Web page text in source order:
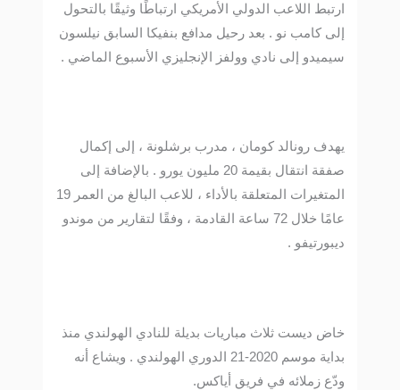
ارتبط اللاعب الدولي الأمريكي ارتباطًا وثيقًا بالتحول
إلى كامب نو . بعد رحيل مدافع بنفيكا السابق نيلسون
سيميدو إلى نادي وولفز الإنجليزي الأسبوع الماضي .
يهدف رونالد كومان ، مدرب برشلونة ، إلى إكمال
صفقة انتقال بقيمة 20 مليون يورو . بالإضافة إلى
المتغيرات المتعلقة بالأداء ، للاعب البالغ من العمر 19
عامًا خلال 72 ساعة القادمة ، وفقًا لتقارير من موندو
ديبورتيفو .
خاض ديست ثلاث مباريات بديلة للنادي الهولندي منذ
بداية موسم 2020-21 الدوري الهولندي . ويشاع أنه
ودّع زملائه في فريق أياكس.